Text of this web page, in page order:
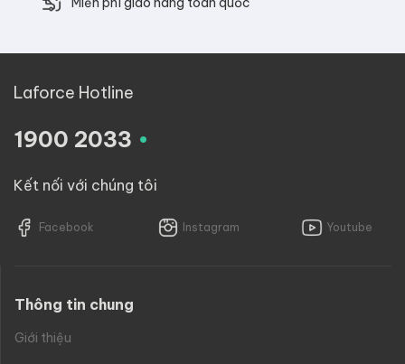
Laforce Hotline
1900 2033 .
Kết nối với chúng tôi
Facebook Instagram Youtube
Thông tin chung
Giới thiệu